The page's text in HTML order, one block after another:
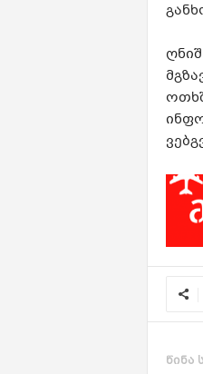
წინა